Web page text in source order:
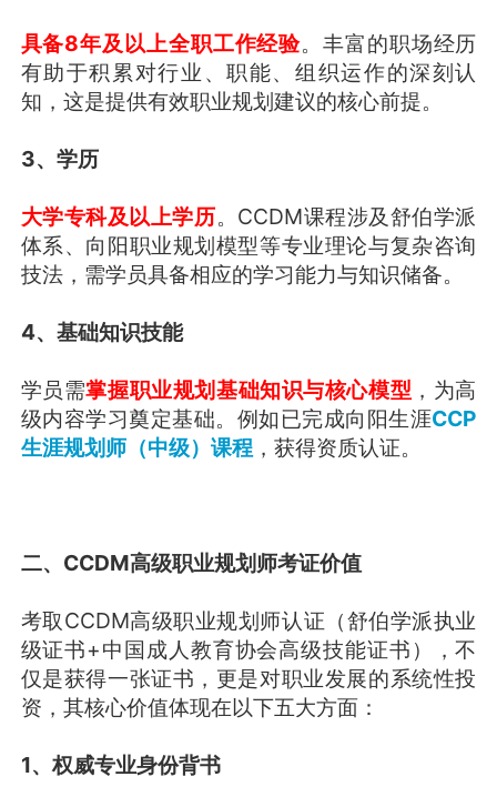
具备8年及以上全职工作经验。丰富的职场经历
有助于积累对行业、职能、组织运作的深刻认
知，这是提供有效职业规划建议的核心前提。
3、学历
大学专科及以上学历。CCDM课程涉及舒伯学派
体系、向阳职业规划模型等专业理论与复杂咨询
技法，需学员具备相应的学习能力与知识储备。
4、基础知识技能
学员需掌握职业规划基础知识与核心模型 ，为高
级内容学习奠定基础。例如已完成向阳生涯CCP
生涯规划师（中级）课程，获得资质认证。
二、CCDM高级职业规划师考证价值
考取CCDM高级职业规划师认证（舒伯学派执业
级证书+中国成人教育协会高级技能证书），不
仅是获得一张证书，更是对职业发展的系统性投
资，其核心价值体现在以下五大方面：
1、权威专业身份背书